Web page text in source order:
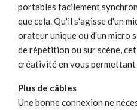
portables facilement
que cela. Qu'il s'agisse d'un
orateur unique ou d'un micro
de répétition ou sur scène,
créativité en vous permettant
Plus de câbles
Une bonne connexion ne